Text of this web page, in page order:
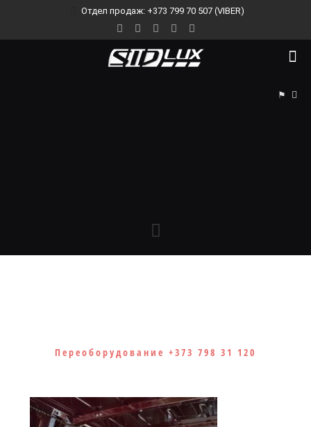
Отдел продаж: +373 799 70 507 (VIBER)
⚑
Переоборудование +373 798 31 120